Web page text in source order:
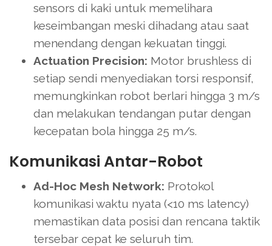
sensors di kaki untuk memelihara
keseimbangan meski dihadang atau saat
menendang dengan kekuatan tinggi.
Actuation Precision: Motor brushless di
setiap sendi menyediakan torsi responsif,
memungkinkan robot berlari hingga 3 m/s
dan melakukan tendangan putar dengan
kecepatan bola hingga 25 m/s.
Komunikasi Antar-Robot
Ad-Hoc Mesh Network: Protokol
komunikasi waktu nyata (<10 ms latency)
memastikan data posisi dan rencana taktik
tersebar cepat ke seluruh tim.